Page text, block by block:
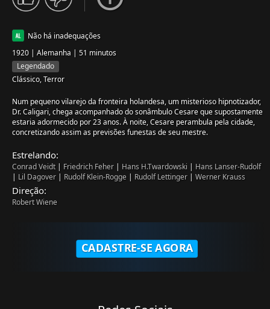
Não há inadequações
1920 | Alemanha | 51 minutos
Legendado
Clássico, Terror
Num pequeno vilarejo da fronteira holandesa, um misterioso hipnotizador,
Dr. Caligari, chega acompanhado do sonâmbulo Cesare que supostamente
estaria adormecido por 23 anos. À noite, Cesare perambula pela cidade,
concretizando assim as previsões funestas de seu mestre.
Estrelando:
Conrad Veidt | Friedrich Feher | Hans H.Twardowski | Hans Lanser-Rudolf
| Lil Dagover | Rudolf Klein-Rogge | Rudolf Lettinger | Werner Krauss
Direção:
Robert Wiene
CADASTRE-SE AGORA